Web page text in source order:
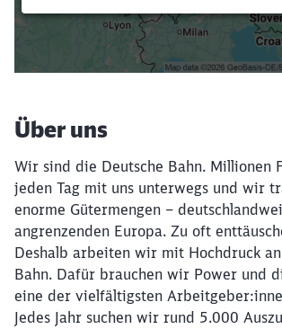
Filter setzen
Über uns
Wir sind die Deutsche Bahn. Millionen
jeden Tag mit uns unterwegs und wir
enorme Gütermengen –
angrenzenden Europa. Zu oft
Deshalb arbeiten wir mit Hochdruck
Bahn. Dafür brauchen wir Power und
eine der vielfältigsten
Jedes Jahr suchen wir rund 5.000